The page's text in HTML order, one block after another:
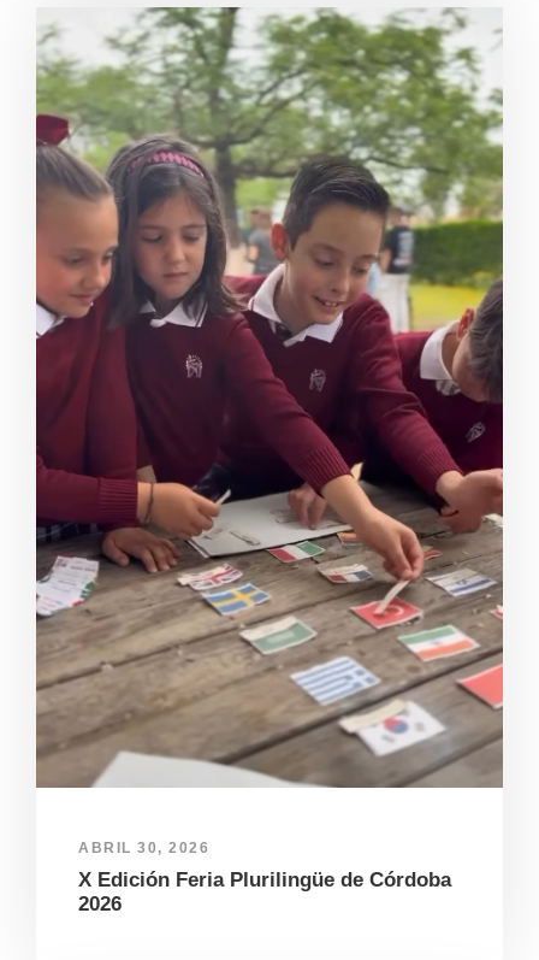
ABRIL 30, 2026
X Edición Feria Plurilingüe de Córdoba
2026